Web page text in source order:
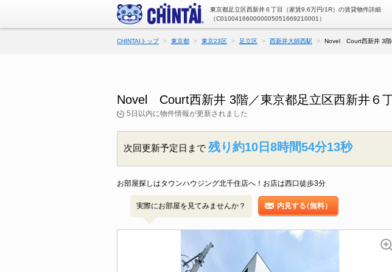
東京都足立区西新井６丁目（家賃9.6万円/1R）の賃貸物件詳細
（C010041660000005051669210001）
CHINTAIトップ 東京都 東京23区 足立区 西新井大師西駅 Novel Court西新井 3階
Novel Court西新井 3階／東京都足立区西新井６
5日以内に物件情報が更新されました
次回更新予定日まで 残り約10日8時間54分12秒
お部屋探しはタウンハウジング北千住店へ！お店は西口徒歩3分
実際にお部屋を見てみませんか？ 内見する（無料）